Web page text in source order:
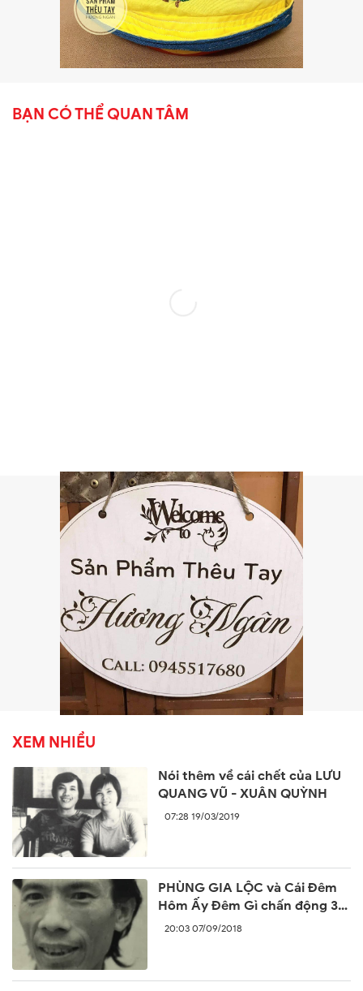
BẠN CÓ THỂ QUAN TÂM
XEM NHIỀU
Nói thêm về cái chết của LƯU
QUANG VŨ - XUÂN QUỲNH
07:28 19/03/2019
PHÙNG GIA LỘC và Cái Đêm
Hôm Ấy Đêm Gì chấn động 30
năm trước
20:03 07/09/2018